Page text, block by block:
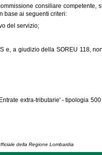
consiliare competente,
base ai seguenti criteri:
del servizio;
e, a giudizio della SOREU 118,
extra-tributarie' - tipologia
della Regione Lombardia